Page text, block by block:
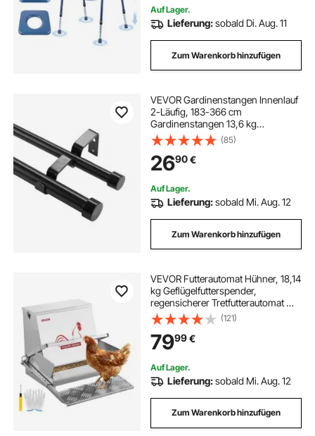
Auf Lager.
Lieferung:sobald Di. Aug. 11
Zum Warenkorb hinzufügen
VEVOR Gardinenstangen Innenlauf
2-Läufig, 183-366 cm
Gardinenstangen 13,6 kg
Tragfähigkeit mit Abgerundetem
Kopf & Halterung - Dekorative
Fenster für Wohnzimmer
Schlafzimmer Fenster / Schwarz
(85)
2690€
Auf Lager.
Lieferung:sobald Mi. Aug. 12
Zum Warenkorb hinzufügen
VEVOR Futterautomat Hühner, 18,14
kg Geflügelfutterspender,
regensicherer Tretfutterautomat mit
abschließbarem Deckel, verlustfrei,
, Hühnerzubehör für Zwerghühner,
Geflügel & Fasane
(121)
7999€
Auf Lager.
Lieferung:sobald Mi. Aug. 12
Zum Warenkorb hinzufügen